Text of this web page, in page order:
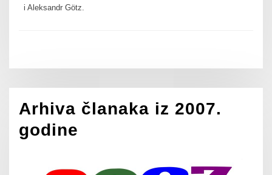
i Aleksandr Götz.
Arhiva članaka iz 2007.
godine